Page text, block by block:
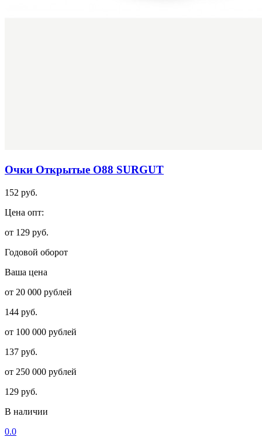
Очки Открытые О88 SURGUT
152 руб.
Цена опт:
от 129 руб.
Годовой оборот
Ваша цена
от 20 000 рублей
144 руб.
от 100 000 рублей
137 руб.
от 250 000 рублей
129 руб.
В наличии
0.0